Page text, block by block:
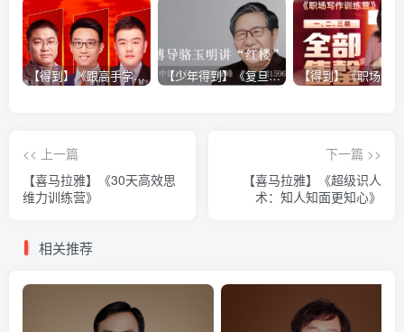
【得到】《跟高手学销售系列课》 【少年得到】《复旦博导骆玉明讲“红楼”》
<< 上一篇
【喜马拉雅】《30天高效思
维力训练营》
下一篇 >>
【喜马拉雅】《超级识人
术：知人知面更知心》
相关推荐